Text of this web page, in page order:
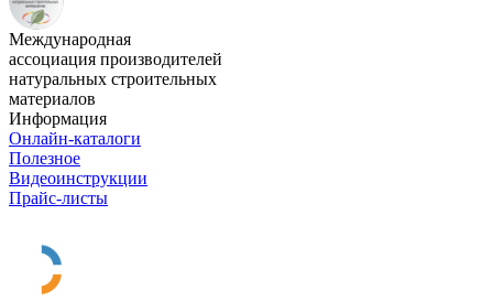
Международная
ассоциация производителей
натуральных строительных
материалов
Информация
Онлайн-каталоги
Полезное
Видеоинструкции
Прайс-листы